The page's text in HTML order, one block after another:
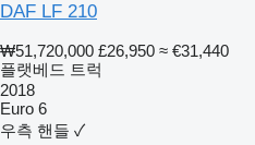
DAF LF 210
₩51,720,000 £26,950 ≈ €31,440
플랫베드 트럭
2018
Euro 6
우측 핸들 ✓